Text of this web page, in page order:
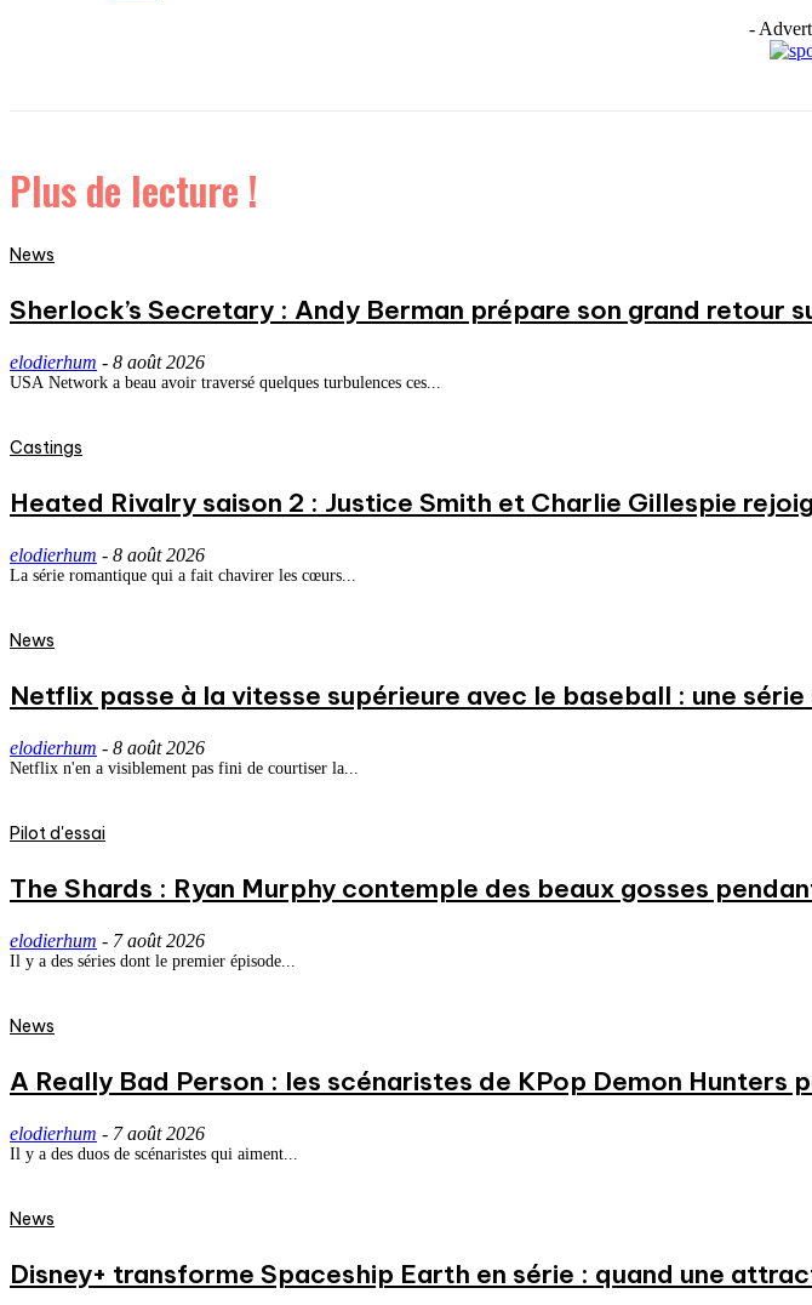
-
Plus de lecture !
News
Sherlock’s Secretary : Andy Berman prépare son grand retour
elodierhum - 8 août 2026
USA Network a beau avoir traversé quelques turbulences ces...
Castings
Heated Rivalry saison 2 : Justice Smith et Charlie Gillespie
elodierhum - 8 août 2026
La série romantique qui a fait chavirer les cœurs...
News
Netflix passe à la vitesse supérieure avec le baseball : une
elodierhum - 8 août 2026
Netflix n'en a visiblement pas fini de courtiser la...
Pilot d'essai
The Shards : Ryan Murphy contemple des beaux gosses
elodierhum - 7 août 2026
Il y a des séries dont le premier épisode...
News
A Really Bad Person : les scénaristes de KPop Demon Hunters
elodierhum - 7 août 2026
Il y a des duos de scénaristes qui aiment...
News
Disney+ transforme Spaceship Earth en série : quand une